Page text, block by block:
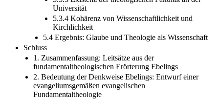
Universität
5.3.4 Kohärenz von Wissenschaftlichkeit und
Kirchlichkeit
5.4 Ergebnis: Glaube und Theologie als Wissenschaft
Schluss
1. Zusammenfassung: Leitsätze aus der
fundamentaltheologischen Erörterung Ebelings
2. Bedeutung der Denkweise Ebelings: Entwurf einer
evangeliumsgemäßen evangelischen
Fundamentaltheologie